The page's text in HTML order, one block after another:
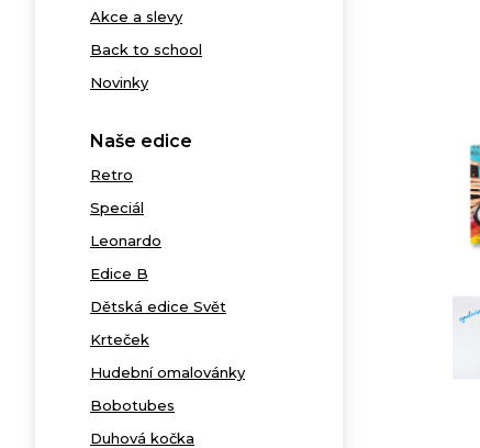
Akce a slevy
Back to school
Novinky
Naše edice
Retro
Speciál
Leonardo
Edice B
Dětská edice Svět
Krteček
Hudební omalovánky
Bobotubes
Duhová kočka